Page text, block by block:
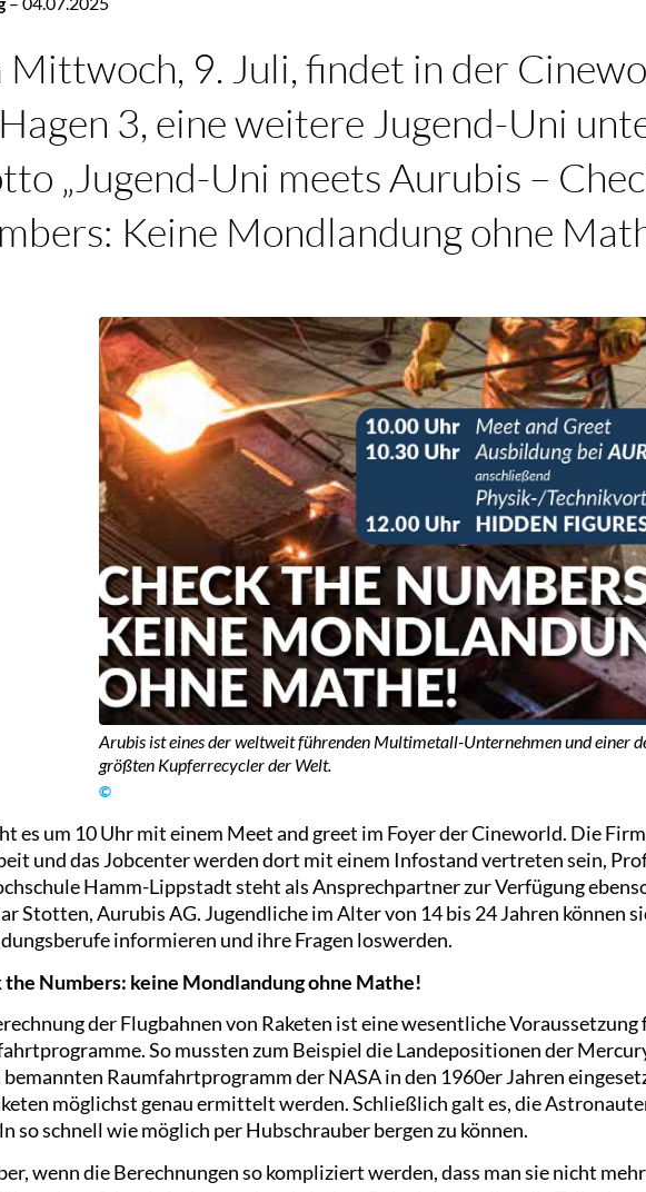
Mittwoch, 9. Juli, findet in der
3, eine weitere Jugend-Uni
„Jugend-Uni meets Aurubis –
Keine Mondlandung ohne
Arubis ist eines der weltweit führenden Multimetall-Unternehmen und einer
größten Kupferrecycler der Welt.
©
es um 10 Uhr mit einem Meet and greet im Foyer der Cineworld. Die
und das Jobcenter werden dort mit einem Infostand vertreten sein,
Hamm-Lippstadt steht als Ansprechpartner zur Verfügung
Stotten, Aurubis AG. Jugendliche im Alter von 14 bis 24 Jahren können
informieren und ihre Fragen loswerden.
the Numbers: keine Mondlandung ohne Mathe!
der Flugbahnen von Raketen ist eine wesentliche Voraussetzung
So mussten zum Beispiel die Landepositionen der
Raumfahrtprogramm der NASA in den 1960er Jahren
möglichst genau ermittelt werden. Schließlich galt es, die
so schnell wie möglich per Hubschrauber bergen zu können.
wenn die Berechnungen so kompliziert werden, dass man sie nicht